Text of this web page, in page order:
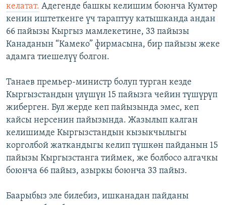
келатат. Адегенде башкы келишим боюнча Кумтөр
кенин иштеткенге үч тараптуу катышканда андан
66 пайызы Кыргыз мамлекетине, 33 пайызы
Канаданын “Камеко” фирмасына, бир пайызы жеке
адамга тиешелүү болгон.
Танаев премьер-министр болуп турган кезде
Кыргызстандын үлүшүн 15 пайызга чейин түшүрүп
жиберген. Бул жерде кеп пайызында эмес, кеп
кайсы нерсенин пайызында. Жазылып калган
келишимде Кыргызстандын кызыкчылыгы
корголбой жаткандыгы келип түшкөн пайданын 15
пайызы Кыргызстанга тиймек, же болбосо алгачкы
боюнча 66 пайыз, азыркы боюнча 33 пайыз.
Баарыбыз эле билебиз, ишканадан пайданы